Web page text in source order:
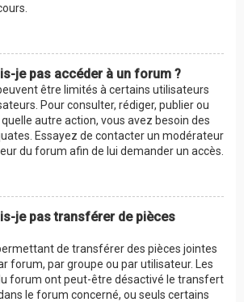
je pas accéder à un forum ?
être limités à certains utilisateurs
Pour consulter, rédiger, publier ou
autre action, vous avez besoin des
Essayez de contacter un modérateur
du forum afin de lui demander un accès.
je pas transférer de pièces
de transférer des pièces jointes
forum, par groupe ou par utilisateur. Les
forum ont peut-être désactivé le transfert
le forum concerné, ou seuls certains